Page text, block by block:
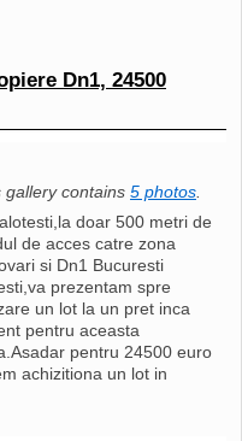
Dn1, 24500
gallery contains 5 photos
doar 500 metri de
de acces catre zona
si Dn1 Bucuresti
prezentam spre
un lot la un pret inca
pentru aceasta
pentru 24500 euro
achizitiona un lot in